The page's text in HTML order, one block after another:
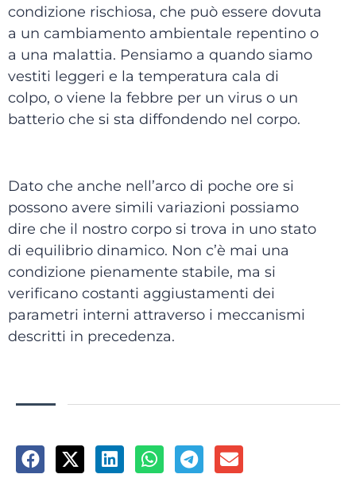
condizione rischiosa, che può essere dovuta
a un cambiamento ambientale repentino o
a una malattia. Pensiamo a quando siamo
vestiti leggeri e la temperatura cala di
colpo, o viene la febbre per un virus o un
batterio che si sta diffondendo nel corpo.
Dato che anche nell’arco di poche ore si
possono avere simili variazioni possiamo
dire che il nostro corpo si trova in uno stato
di equilibrio dinamico. Non c’è mai una
condizione pienamente stabile, ma si
verificano costanti aggiustamenti dei
parametri interni attraverso i meccanismi
descritti in precedenza.